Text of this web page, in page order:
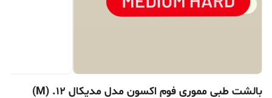
بالشت طبی مموری فوم اکسون مدل مدیکال 12. (M)